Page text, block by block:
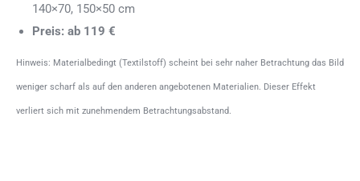
140×70, 150×50 cm
Preis: ab 119 €
Hinweis: Materialbedingt (Textilstoff) scheint bei sehr naher Betrachtung das Bild
weniger scharf als auf den anderen angebotenen Materialien. Dieser Effekt
verliert sich mit zunehmendem Betrachtungsabstand.